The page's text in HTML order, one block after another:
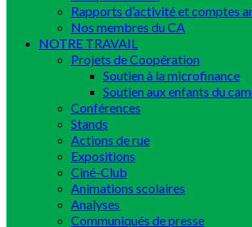
Rapports d’activité et comptes
Nos membres du CA
NOTRE TRAVAIL
Projets de Coopération
Soutien à la microfinance
Soutien aux enfants du
Conférences
Stands
Actions de rue
Expositions
Ciné-Club
Animations scolaires
Analyses
Communiqués de presse